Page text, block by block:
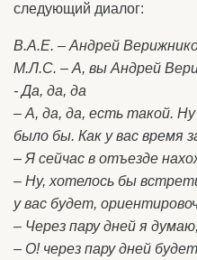
следующий диалог:
В.А.Е. – Андрей
М.Л.С. – А, вы Андрей
- Да, да, да
– А, да, да, есть такой.
было бы. Как у вас время
– Я сейчас в отъезде
– Ну, хотелось бы
у вас будет,
– Через пару дней я
– О! через пару дней